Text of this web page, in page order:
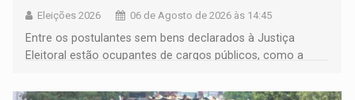
Eleições 2026 06 de Agosto de 2026 às 14:45
Entre os postulantes sem bens declarados à Justiça
Eleitoral estão ocupantes de cargos públicos, como a
Pedro Geovar (PP) e a vice-prefeita Magna dos Anjos